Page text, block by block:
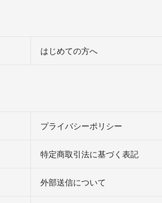
はじめての方へ
プライバシーポリシー
特定商取引法に基づく表記
外部送信について